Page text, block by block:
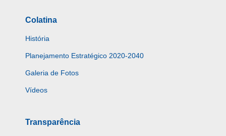
Colatina
História
Planejamento Estratégico 2020-2040
Galeria de Fotos
Vídeos
Transparência